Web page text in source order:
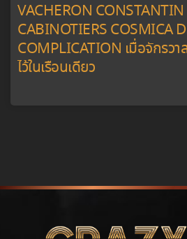
VACHERON CONSTANTIN
CABINOTIERS COSMICA
COMPLICATION เมื่อจักรว
ไว้ในเรือนเดียว